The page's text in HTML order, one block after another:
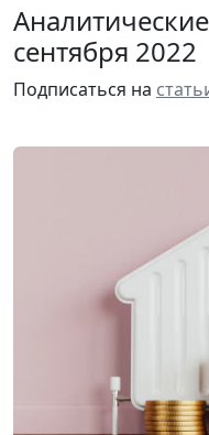
сентября 2022
Подписаться на